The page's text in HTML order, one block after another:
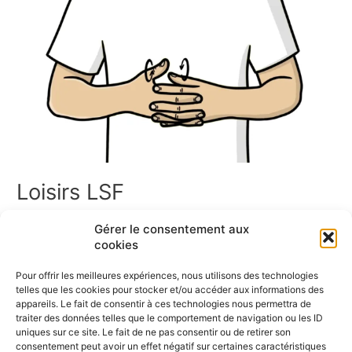
Gérer le consentement aux
cookies
Pour offrir les meilleures expériences, nous utilisons des technologies
telles que les cookies pour stocker et/ou accéder aux informations des
appareils. Le fait de consentir à ces technologies nous permettra de
traiter des données telles que le comportement de navigation ou les ID
uniques sur ce site. Le fait de ne pas consentir ou de retirer son
consentement peut avoir un effet négatif sur certaines caractéristiques
Loisirs LSF
Les loisirs en LSF Bienvenue dans l’espace Loisirs en LSF !
Vous trouverez ici un ensemble de ressources en Langue des
signaires thématiques, des jeux de cartes, des mémoris, des
dominos, ainsi que des vidéos pour apprendre et pratiquer les
signes liés aux loisirs. Bonne exploration […]
Lire la suite »